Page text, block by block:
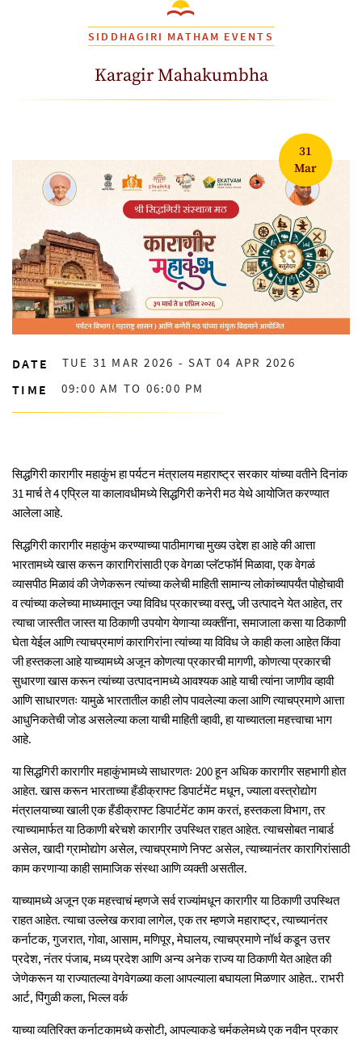
SIDDHAGIRI MATHAM EVENTS
Karagir Mahakumbha
31
Mar
DATE TUE 31 MAR 2026 - SAT 04 APR 2026
TIME 09:00 AM TO 06:00 PM
सिद्धगिरी कारागीर महाकुंभ हा पर्यटन मंत्रालय महाराष्ट्र सरकार यांच्या वतीने दिनांक
31 मार्च ते 4 एप्रिल या कालावधीमध्ये सिद्धगिरी कनेरी मठ येथे आयोजित करण्यात
आलेला आहे.
सिद्धगिरी कारागीर महाकुंभ करण्याच्या पाठीमागचा मुख्य उद्देश हा आहे की आत्ता
भारतामध्ये खास करून कारागिरांसाठी एक वेगळा प्लॅटफॉर्म मिळावा, एक वेगळं
व्यासपीठ मिळावं की जेणेकरून त्यांच्या कलेची माहिती सामान्य लोकांच्यापर्यंत पोहोचावी
व त्यांच्या कलेच्या माध्यमातून ज्या विविध प्रकारच्या वस्तू, जी उत्पादने येत आहेत, तर
त्याचा जास्तीत जास्त या ठिकाणी उपयोग येणाऱ्या व्यक्तींना, समाजाला कसा या ठिकाणी
घेता येईल आणि त्याचप्रमाणं कारागिरांना त्यांच्या या विविध जे काही कला आहेत किंवा
जी हस्तकला आहे याच्यामध्ये अजून कोणत्या प्रकारची मागणी, कोणत्या प्रकारची
सुधारणा खास करून त्यांच्या उत्पादनामध्ये आवश्यक आहे याची त्यांना जाणीव व्हावी
आणि साधारणतः यामुळे भारतातील काही लोप पावलेल्या कला आणि त्याचप्रमाणे आत्ता
आधुनिकतेची जोड असलेल्या कला याची माहिती व्हावी, हा याच्यातला महत्त्वाचा भाग
आहे.
या सिद्धगिरी कारागीर महाकुंभामध्ये साधारणतः 200 हून अधिक कारागीर सहभागी होत
आहेत. खास करून भारताच्या हँडीक्राफ्ट डिपार्टमेंट मधून, ज्याला वस्त्रोद्योग
मंत्रालयाच्या खाली एक हँडीक्राफ्ट डिपार्टमेंट काम करतं, हस्तकला विभाग, तर
त्याच्यामार्फत या ठिकाणी बरेचशे कारागीर उपस्थित राहत आहेत. त्याचसोबत नाबार्ड
असेल, खादी ग्रामोद्योग असेल, त्याचप्रमाणे निफ्ट असेल, त्याच्यानंतर कारागिरांसाठी
काम करणाऱ्या काही सामाजिक संस्था आणि व्यक्ती असतील.
याच्यामध्ये अजून एक महत्त्वाचं म्हणजे सर्व राज्यांमधून कारागीर या ठिकाणी उपस्थित
राहत आहेत. त्याचा उल्लेख करावा लागेल, एक तर म्हणजे महाराष्ट्र, त्याच्यानंतर
कर्नाटक, गुजरात, गोवा, आसाम, मणिपूर, मेघालय, त्याचप्रमाणे नॉर्थ कडून उत्तर
प्रदेश, नंतर पंजाब, मध्य प्रदेश आणि अन्य अनेक राज्य या ठिकाणी येत आहेत की
जेणेकरून या राज्यातल्या वेगवेगळ्या कला आपल्याला बघायला मिळणार आहेत.. राभरी
आर्ट, पिंगुळी कला, भिल्ल वर्क
याच्या व्यतिरिक्त कर्नाटकामध्ये कसोटी, आपल्याकडे चर्मकलेमध्ये एक नवीन प्रकार